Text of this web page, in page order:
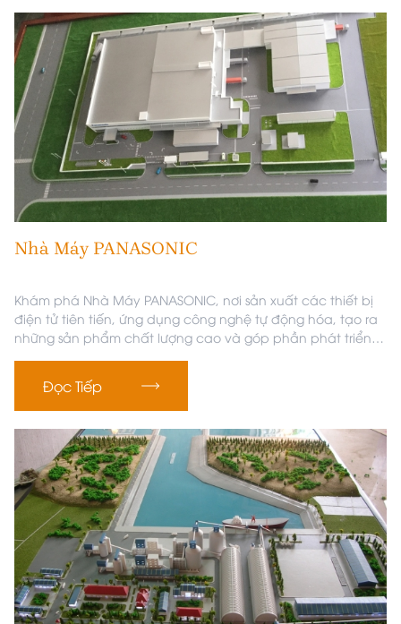
Nhà Máy PANASONIC
Khám phá Nhà Máy PANASONIC, nơi sản xuất các thiết bị
điện tử tiên tiến, ứng dụng công nghệ tự động hóa, tạo ra
những sản phẩm chất lượng cao và góp phần phát triển
Đọc Tiếp